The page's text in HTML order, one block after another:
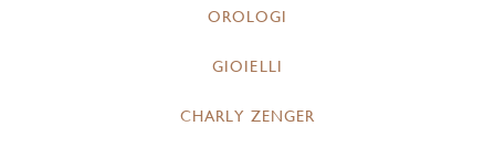
OROLOGI
GIOIELLI
CHARLY ZENGER